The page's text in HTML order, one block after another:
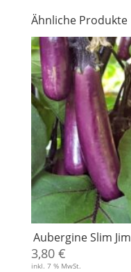
Ähnliche Produkte
Aubergine Slim Jim
3,80 €
inkl. 7 % MwSt.